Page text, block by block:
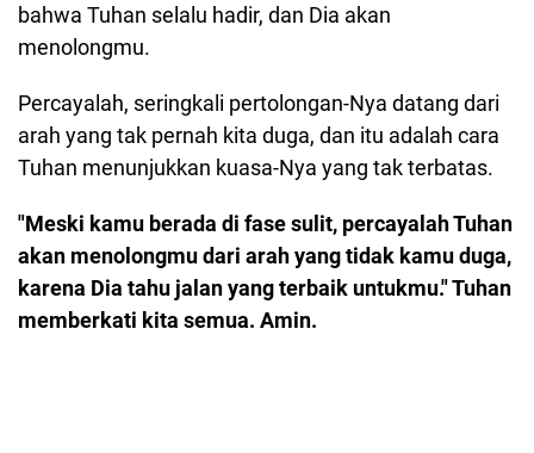
bahwa Tuhan selalu hadir, dan Dia akan
menolongmu.
Percayalah, seringkali pertolongan-Nya datang dari
arah yang tak pernah kita duga, dan itu adalah cara
Tuhan menunjukkan kuasa-Nya yang tak terbatas.
"Meski kamu berada di fase sulit, percayalah Tuhan
akan menolongmu dari arah yang tidak kamu duga,
karena Dia tahu jalan yang terbaik untukmu." Tuhan
memberkati kita semua. Amin.